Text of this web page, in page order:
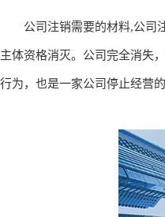
公司注销需要的材料,公司注
主体资格消灭。公司完全消失
行为，也是一家公司停止经营